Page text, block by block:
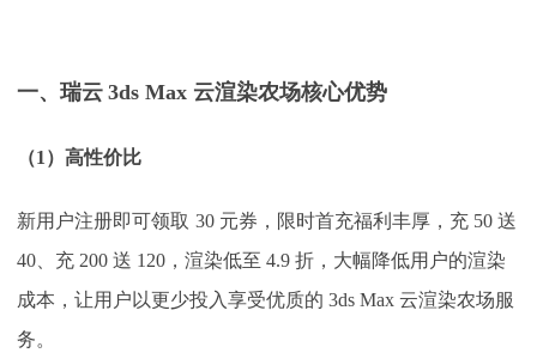
一、瑞云 3ds Max 云渲染农场核心优势
（1 ） 高性价比
新用户注册即可领取 30 元券，限时首充福利丰厚，充 50 送
40、充 200 送 120，渲染低至 4.9 折，大幅降低用户的渲染
成本，让用户以更少投入享受优质的 3ds Max 云渲染农场服
务。